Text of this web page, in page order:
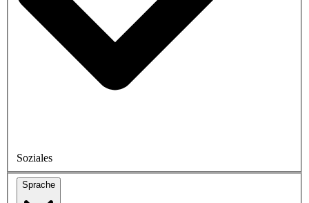
Soziales
Sprache